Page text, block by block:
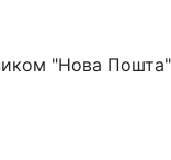
"Нова Пошта"